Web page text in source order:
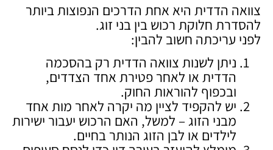
צוואה הדדית היא אחת הדרכים הנפוצות ביותר
להסדרת חלוקת רכוש בין בני זוג.
לפני עריכתה חשוב להבין:
ניתן לשנות צוואה הדדית רק בהסכמה
הדדית או לאחר פטירת אחד הצדדים,
ובכפוף להוראות החוק.
יש להקפיד לציין מה יקרה לאחר מות אחד
מבני הזוג – למשל, האם הרכוש יעבור ישירות
לילדים או לבן הזוג הנותר בחיים.